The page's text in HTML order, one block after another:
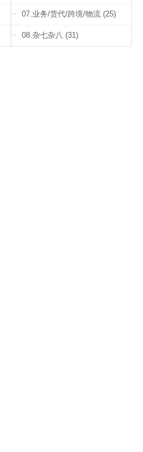
07.业务/货代/跨境/物流 (25)
08.杂七杂八 (31)